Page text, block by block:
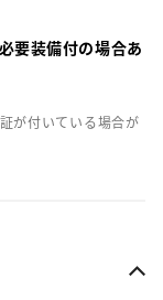
要装備付の場合あ
が付いている場合が